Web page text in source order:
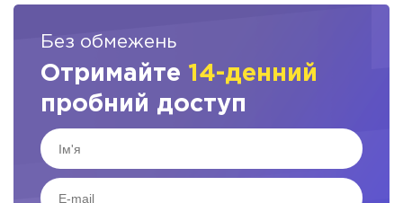
Без обмежень
Отримайте 14-денний
пробний доступ